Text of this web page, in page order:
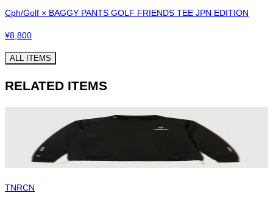
Cph/Golf × BAGGY PANTS GOLF FRIENDS TEE JPN EDITION
¥8,800
ALL ITEMS
RELATED ITEMS
TNRCN